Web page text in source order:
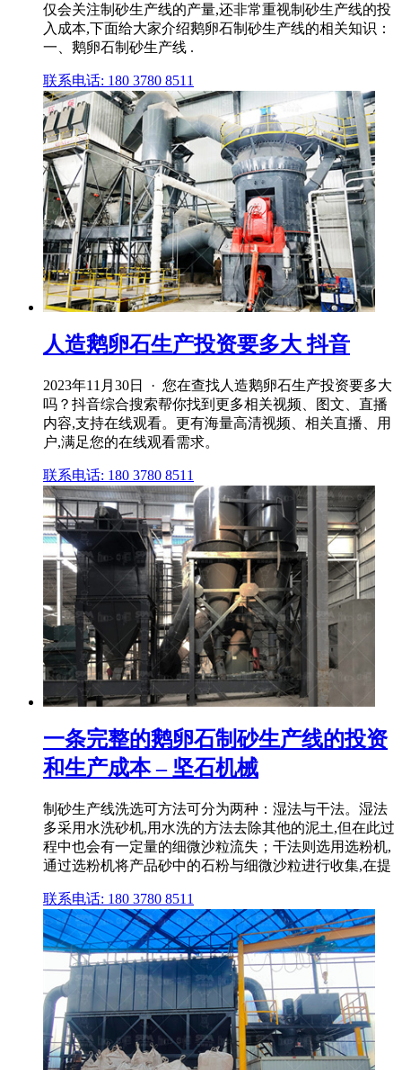
仅会关注制砂生产线的产量,还非常重视制砂生产线的投
入成本,下面给大家介绍鹅卵石制砂生产线的相关知识：
一、鹅卵石制砂生产线 .
联系电话: 180 3780 8511
人造鹅卵石生产投资要多大 抖音
2023年11月30日 · 您在查找人造鹅卵石生产投资要多大
吗？抖音综合搜索帮你找到更多相关视频、图文、直播
内容,支持在线观看。更有海量高清视频、相关直播、用
户,满足您的在线观看需求。
联系电话: 180 3780 8511
一条完整的鹅卵石制砂生产线的投资
和生产成本 – 坚石机械
制砂生产线洗选可方法可分为两种：湿法与干法。湿法
多采用水洗砂机,用水洗的方法去除其他的泥土,但在此过
程中也会有一定量的细微沙粒流失；干法则选用选粉机,
通过选粉机将产品砂中的石粉与细微沙粒进行收集,在提
联系电话: 180 3780 8511